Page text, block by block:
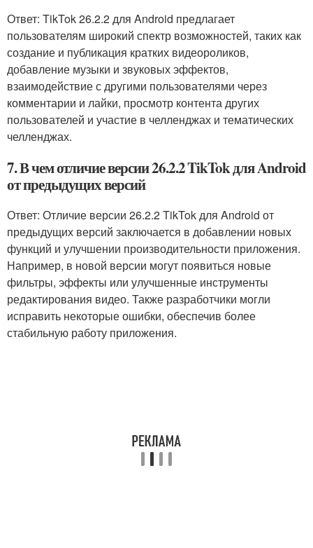
Ответ: TikTok 26.2.2 для Android предлагает
пользователям широкий спектр возможностей, таких как
создание и публикация кратких видеороликов,
добавление музыки и звуковых эффектов,
взаимодействие с другими пользователями через
комментарии и лайки, просмотр контента других
пользователей и участие в челленджах и тематических
челленджах.
7. В чем отличие версии 26.2.2 TikTok для Android
от предыдущих версий
Ответ: Отличие версии 26.2.2 TikTok для Android от
предыдущих версий заключается в добавлении новых
функций и улучшении производительности приложения.
Например, в новой версии могут появиться новые
фильтры, эффекты или улучшенные инструменты
редактирования видео. Также разработчики могли
исправить некоторые ошибки, обеспечив более
стабильную работу приложения.